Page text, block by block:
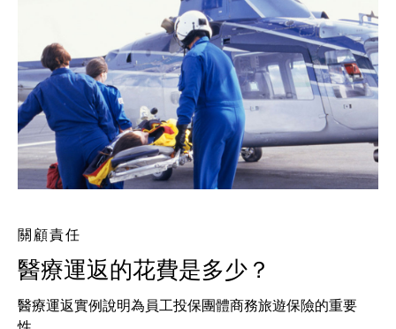
關顧責任
醫療運返的花費是多少？
醫療運返實例說明為員工投保團體商務旅遊保險的重要